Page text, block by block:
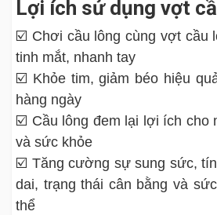
Lợi ích sử dụng vợt
☑️ Chơi cầu lông cùng vợt cầu
tinh mắt, nhanh tay
☑️ Khỏe tim, giảm béo hiệu
hàng ngày
☑️ Cầu lông đem lại lợi ích cho
và sức khỏe
☑️ Tăng cường sự sung sức,
dai, trạng thái cân bằng và
thể